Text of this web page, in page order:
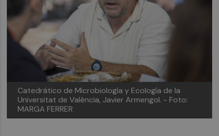
Catedrático de Microbiología y Ecología de la
Universitat de València, Javier Armengol. - Foto:
MARGA FERRER